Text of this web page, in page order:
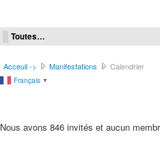
Toutes…
Acceuil -> Manifestations Calendrier
Français ▼
Nous avons 846 invités et aucun